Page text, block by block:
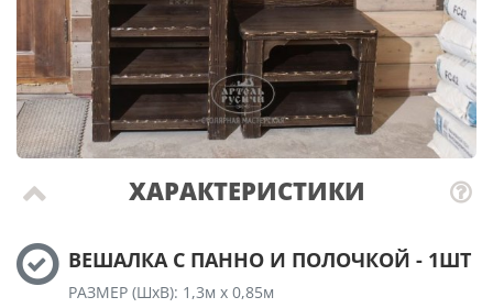
ХАРАКТЕРИСТИКИ
ВЕШАЛКА С ПАННО И ПОЛОЧКОЙ - 1ШТ
РАЗМЕР (ШхВ): 1,3м х 0,85м